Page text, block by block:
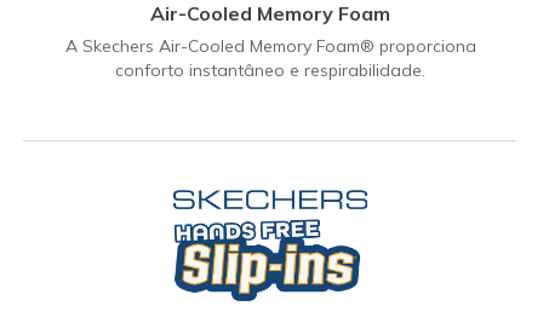
Air-Cooled Memory Foam
A Skechers Air-Cooled Memory Foam® proporciona
conforto instantâneo e respirabilidade.